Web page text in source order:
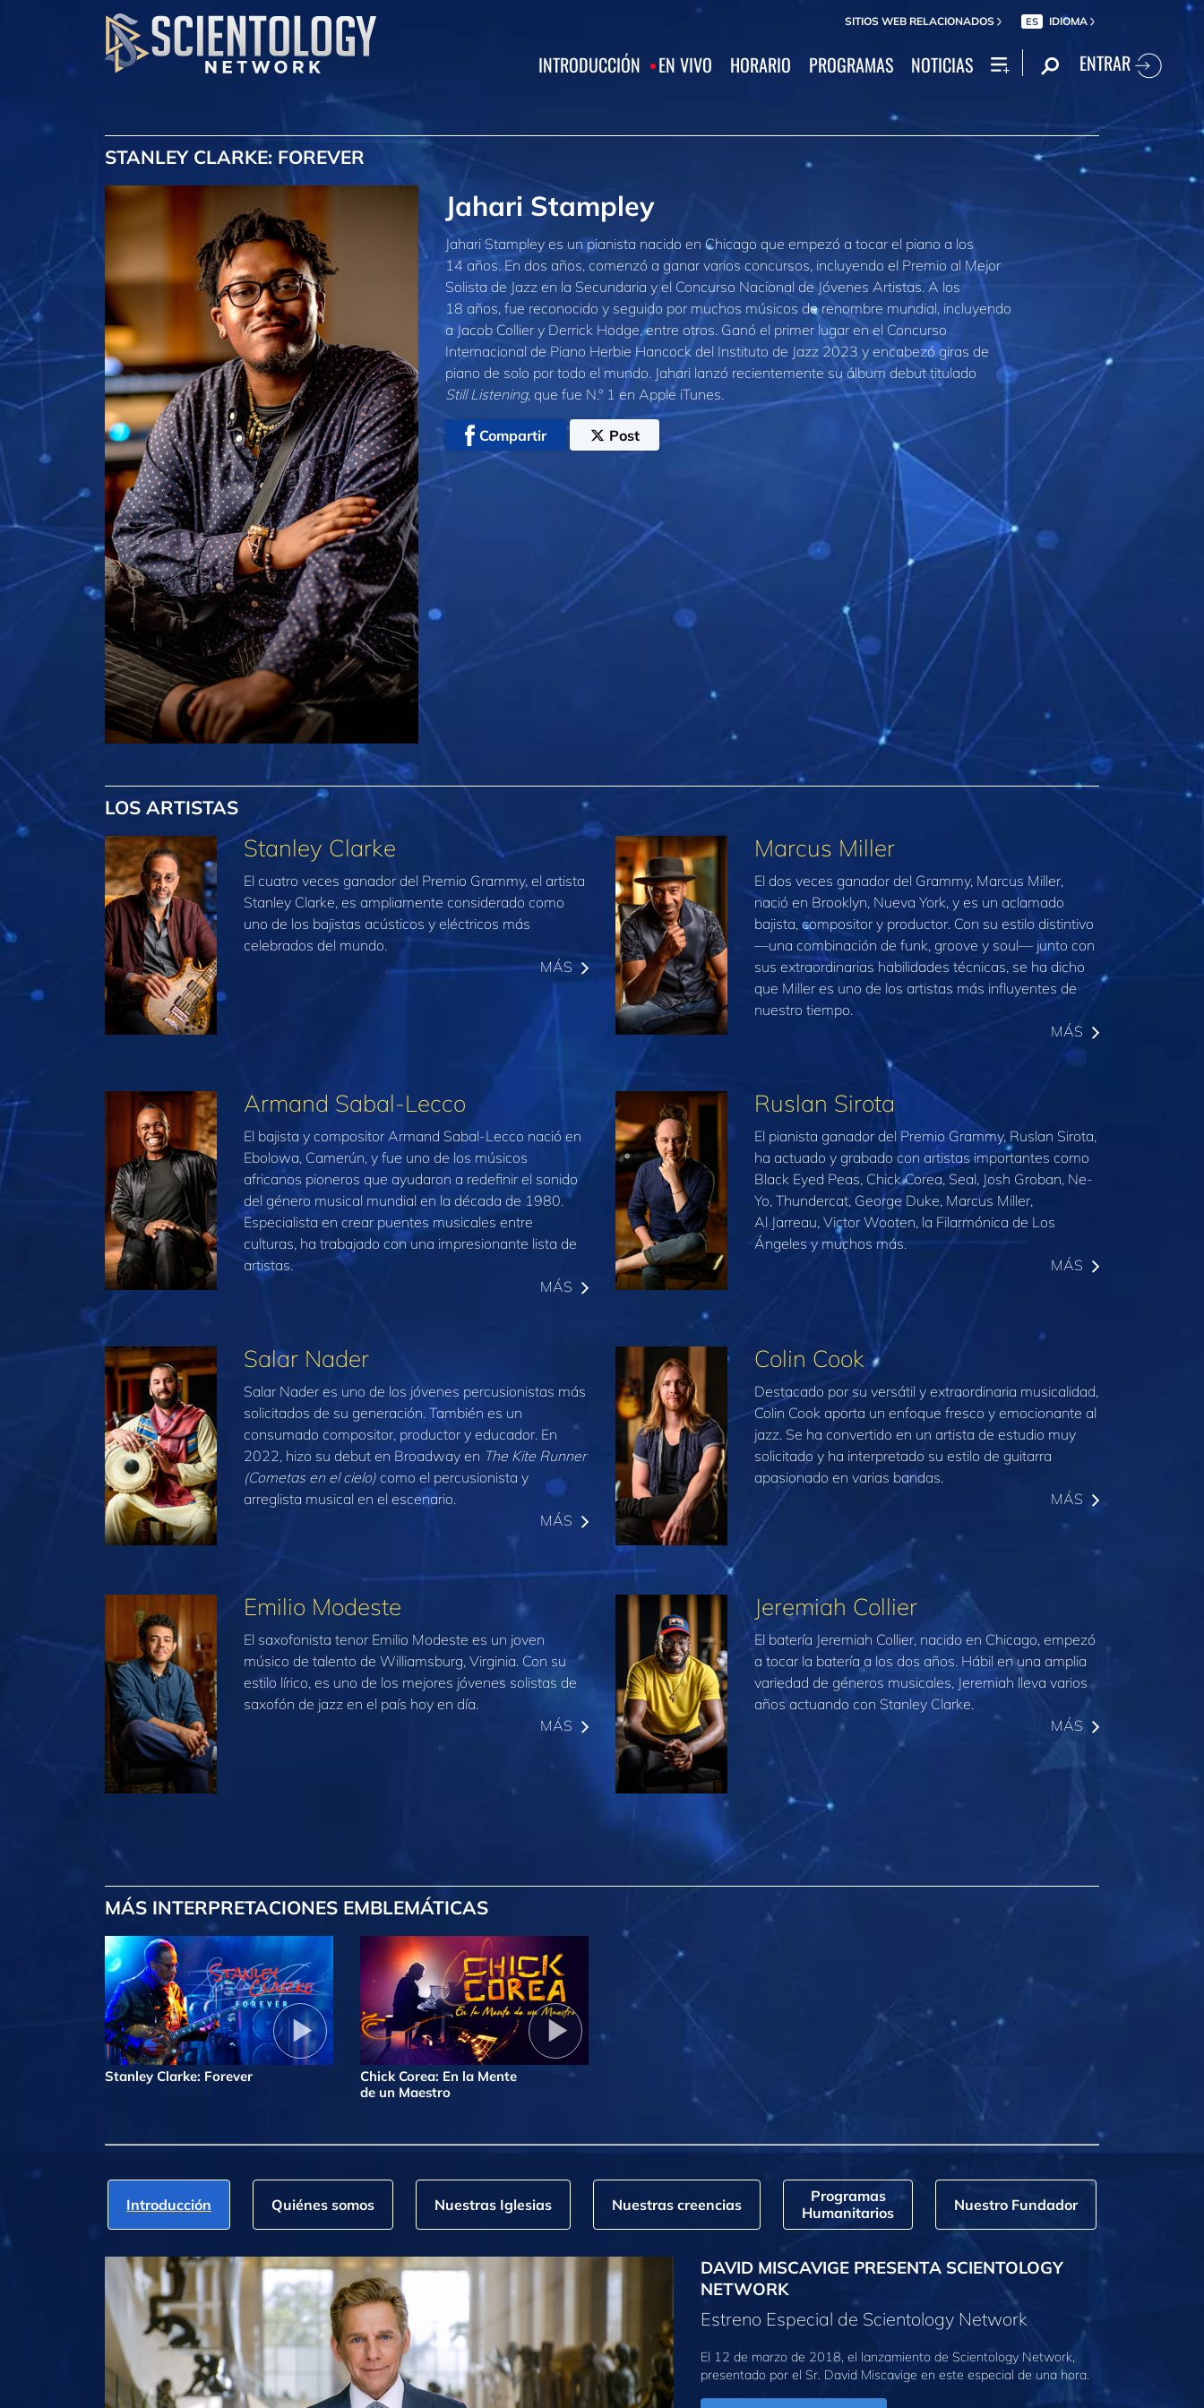
SITIOS WEB RELACIONADOS ES IDIOMA
INTRODUCCIÓN EN VIVO HORARIO PROGRAMAS NOTICIAS ENTRAR
STANLEY CLARKE: FOREVER
Jahari Stampley
Jahari Stampley es un pianista nacido en Chicago que empezó a tocar el piano a los
14 años. En dos años, comenzó a ganar varios concursos, incluyendo el Premio al Mejor
Solista de Jazz en la Secundaria y el Concurso Nacional de Jóvenes Artistas. A los
18 años, fue reconocido y seguido por muchos músicos de renombre mundial, incluyendo
a Jacob Collier y Derrick Hodge, entre otros. Ganó el primer lugar en el Concurso
Internacional de Piano Herbie Hancock del Instituto de Jazz 2023 y encabezó giras de
piano de solo por todo el mundo. Jahari lanzó recientemente su álbum debut titulado
Still Listening, que fue N.º 1 en Apple iTunes.
Compartir Post
LOS ARTISTAS
Stanley Clarke
El cuatro veces ganador del Premio Grammy, el artista
Stanley Clarke, es ampliamente considerado como
uno de los bajistas acústicos y eléctricos más
celebrados del mundo.
MÁS
Marcus Miller
El dos veces ganador del Grammy, Marcus Miller,
nació en Brooklyn, Nueva York, y es un aclamado
bajista, compositor y productor. Con su estilo distintivo
—una combinación de funk, groove y soul— junto con
sus extraordinarias habilidades técnicas, se ha dicho
que Miller es uno de los artistas más influyentes de
nuestro tiempo.
MÁS
Armand Sabal-Lecco
El bajista y compositor Armand Sabal‑Lecco nació en
Ebolowa, Camerún, y fue uno de los músicos
africanos pioneros que ayudaron a redefinir el sonido
del género musical mundial en la década de 1980.
Especialista en crear puentes musicales entre
culturas, ha trabajado con una impresionante lista de
artistas.
MÁS
Ruslan Sirota
El pianista ganador del Premio Grammy, Ruslan Sirota,
ha actuado y grabado con artistas importantes como
Black Eyed Peas, Chick Corea, Seal, Josh Groban, Ne-
Yo, Thundercat, George Duke, Marcus Miller,
Al Jarreau, Victor Wooten, la Filarmónica de Los
Ángeles y muchos más.
MÁS
Salar Nader
Salar Nader es uno de los jóvenes percusionistas más
solicitados de su generación. También es un
consumado compositor, productor y educador. En
2022, hizo su debut en Broadway en The Kite Runner
(Cometas en el cielo) como el percusionista y
arreglista musical en el escenario.
MÁS
Colin Cook
Destacado por su versátil y extraordinaria musicalidad,
Colin Cook aporta un enfoque fresco y emocionante al
jazz. Se ha convertido en un artista de estudio muy
solicitado y ha interpretado su estilo de guitarra
apasionado en varias bandas.
MÁS
Emilio Modeste
El saxofonista tenor Emilio Modeste es un joven
músico de talento de Williamsburg, Virginia. Con su
estilo lírico, es uno de los mejores jóvenes solistas de
saxofón de jazz en el país hoy en día.
MÁS
Jeremiah Collier
El batería Jeremiah Collier, nacido en Chicago, empezó
a tocar la batería a los dos años. Hábil en una amplia
variedad de géneros musicales, Jeremiah lleva varios
años actuando con Stanley Clarke.
MÁS
MÁS INTERPRETACIONES EMBLEMÁTICAS
Stanley Clarke: Forever
Chick Corea: En la Mente
de un Maestro
Introducción Quiénes somos Nuestras Iglesias Nuestras creencias
Programas
Humanitarios
Nuestro Fundador
DAVID MISCAVIGE PRESENTA SCIENTOLOGY
NETWORK
Estreno Especial de Scientology Network
El 12 de marzo de 2018, el lanzamiento de Scientology Network,
presentado por el Sr. David Miscavige en este especial de una hora.